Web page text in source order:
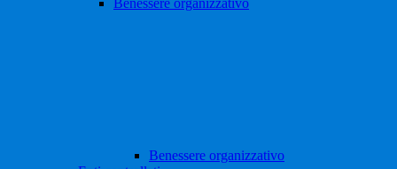
Benessere organizzativo
Benessere organizzativo